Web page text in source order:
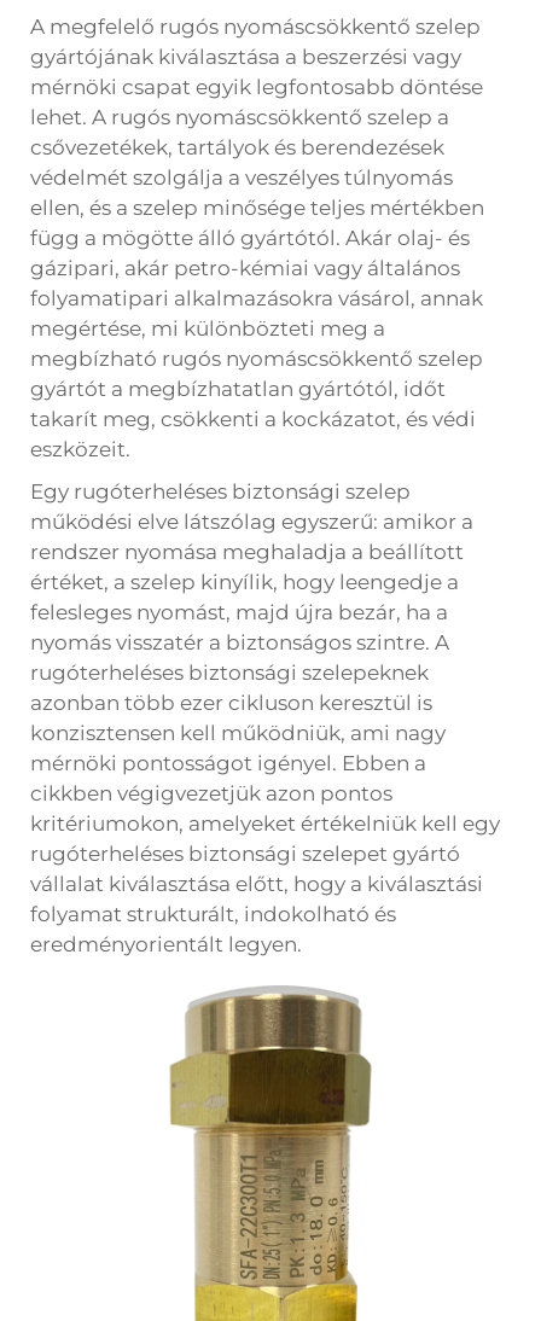
A megfelelő rugós nyomáscsökkentő szelep
gyártójának kiválasztása a beszerzési vagy
mérnöki csapat egyik legfontosabb döntése
lehet. A rugós nyomáscsökkentő szelep a
csővezetékek, tartályok és berendezések
védelmét szolgálja a veszélyes túlnyomás
ellen, és a szelep minősége teljes mértékben
függ a mögötte álló gyártótól. Akár olaj- és
gázipari, akár petro-kémiai vagy általános
folyamatipari alkalmazásokra vásárol, annak
megértése, mi különbözteti meg a
megbízható rugós nyomáscsökkentő szelep
gyártót a megbízhatatlan gyártótól, időt
takarít meg, csökkenti a kockázatot, és védi
eszközeit.
Egy rugóterheléses biztonsági szelep
működési elve látszólag egyszerű: amikor a
rendszer nyomása meghaladja a beállított
értéket, a szelep kinyílik, hogy leengedje a
felesleges nyomást, majd újra bezár, ha a
nyomás visszatér a biztonságos szintre. A
rugóterheléses biztonsági szelepeknek
azonban több ezer cikluson keresztül is
konzisztensen kell működniük, ami nagy
mérnöki pontosságot igényel. Ebben a
cikkben végigvezetjük azon pontos
kritériumokon, amelyeket értékelniük kell egy
rugóterheléses biztonsági szelepet gyártó
vállalat kiválasztása előtt, hogy a kiválasztási
folyamat strukturált, indokolható és
eredményorientált legyen.